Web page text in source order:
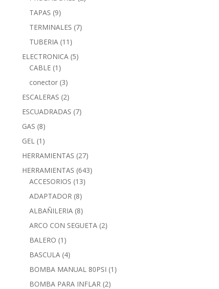
TAPAS (9)
TERMINALES (7)
TUBERIA (11)
ELECTRONICA (5)
CABLE (1)
conector (3)
ESCALERAS (2)
ESCUADRADAS (7)
GAS (8)
GEL (1)
HERRAMIENTAS (27)
HERRAMIENTAS (643)
ACCESORIOS (13)
ADAPTADOR (8)
ALBAÑILERIA (8)
ARCO CON SEGUETA (2)
BALERO (1)
BASCULA (4)
BOMBA MANUAL 80PSI (1)
BOMBA PARA INFLAR (2)